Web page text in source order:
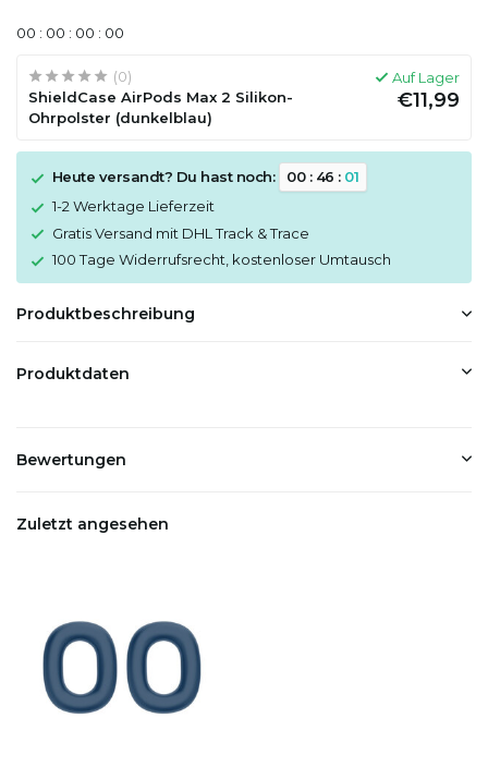
00 : 00 : 00 : 00
(0)
ShieldCase AirPods Max 2 Silikon-
Ohrpolster (dunkelblau)
Auf Lager
€11,99
Heute versandt? Du hast noch: 00: 46 : 01
1-2 Werktage Lieferzeit
Gratis Versand mit DHL Track & Trace
100 Tage Widerrufsrecht, kostenloser Umtausch
Produktbeschreibung
Produktdaten
Bewertungen
Zuletzt angesehen